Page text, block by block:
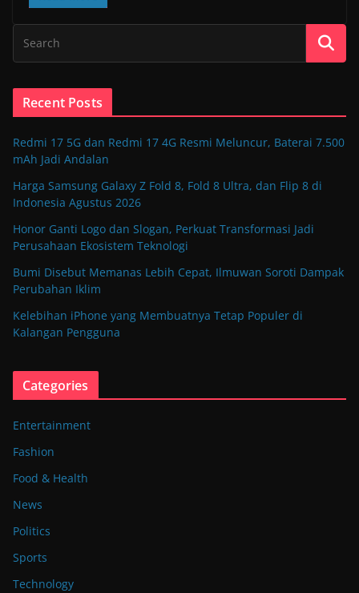
Recent Posts
Redmi 17 5G dan Redmi 17 4G Resmi Meluncur, Baterai 7.500
mAh Jadi Andalan
Harga Samsung Galaxy Z Fold 8, Fold 8 Ultra, dan Flip 8 di
Indonesia Agustus 2026
Honor Ganti Logo dan Slogan, Perkuat Transformasi Jadi
Perusahaan Ekosistem Teknologi
Bumi Disebut Memanas Lebih Cepat, Ilmuwan Soroti Dampak
Perubahan Iklim
Kelebihan iPhone yang Membuatnya Tetap Populer di
Kalangan Pengguna
Categories
Entertainment
Fashion
Food & Health
News
Politics
Sports
Technology